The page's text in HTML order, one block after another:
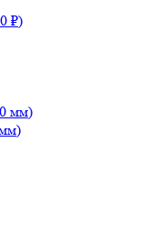
₽)
мм)